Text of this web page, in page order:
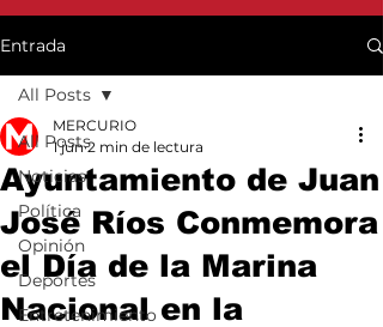
Entrada
All Posts
Noticias
Política
Opinión
Deportes
Entretenimiento
All Posts
Ayuntamiento de Juan
José Ríos Conmemora
el Día de la Marina
Nacional en la
MERCURIO
1 jun 2 min de lectura